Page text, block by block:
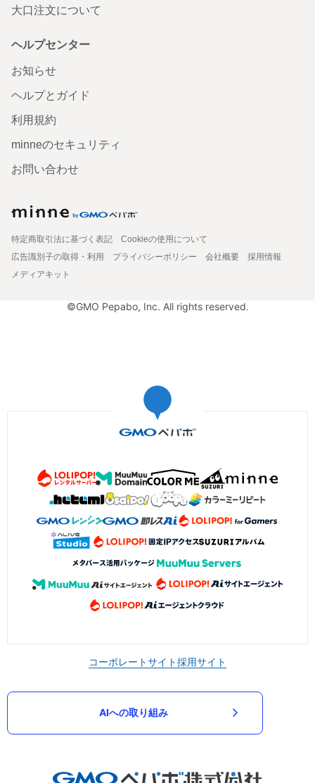
大口注文について
ヘルプセンター
お知らせ
ヘルプとガイド
利用規約
minneのセキュリティ
お問い合わせ
特定商取引法に基づく表記
Cookieの使用について
広告識別子の取得・利用
プライバシーポリシー 会社概要
採用情報
メディアキット
©GMO Pepabo, Inc. All rights reserved.
コーポレートサイト採用サイト
AIへの取り組み